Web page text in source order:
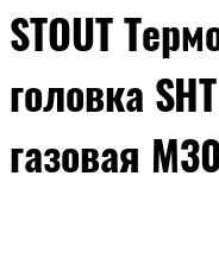
STOUT
головка
газовая